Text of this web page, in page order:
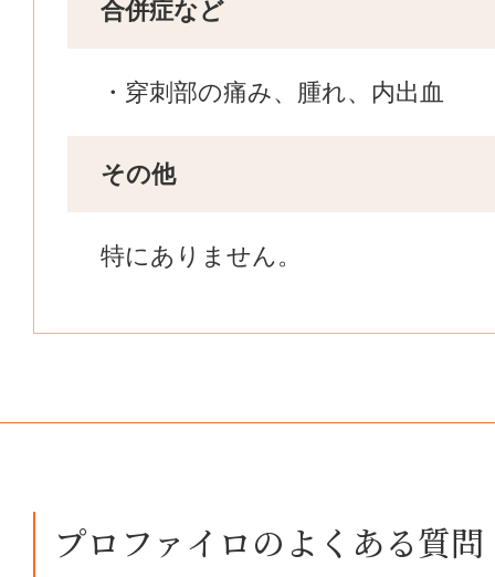
合併症など
穿刺部の痛み、腫れ、内出血
その他
特にありません。
プロファイロのよくある質問